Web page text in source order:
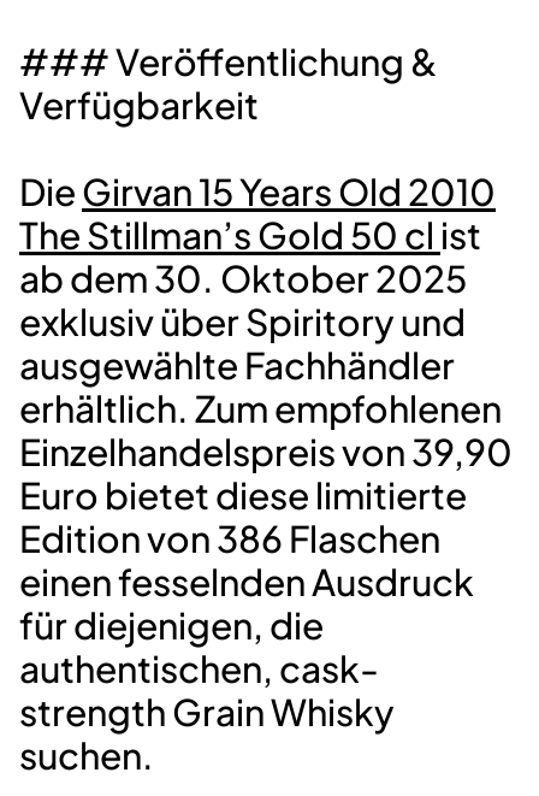
### Veröffentlichung &
Verfügbarkeit
DieGirvan 15 Years Old 2010
The Stillman’s Gold 50 cl ist
ab dem 30. Oktober 2025
exklusiv über Spiritory und
ausgewählte Fachhändler
erhältlich. Zum empfohlenen
Einzelhandelspreis von39,90
Euro bietet diese limitierte
Edition von386 Flaschen
einen fesselnden Ausdruck
für diejenigen, die
authentischen, cask-
strength Grain Whisky
suchen.